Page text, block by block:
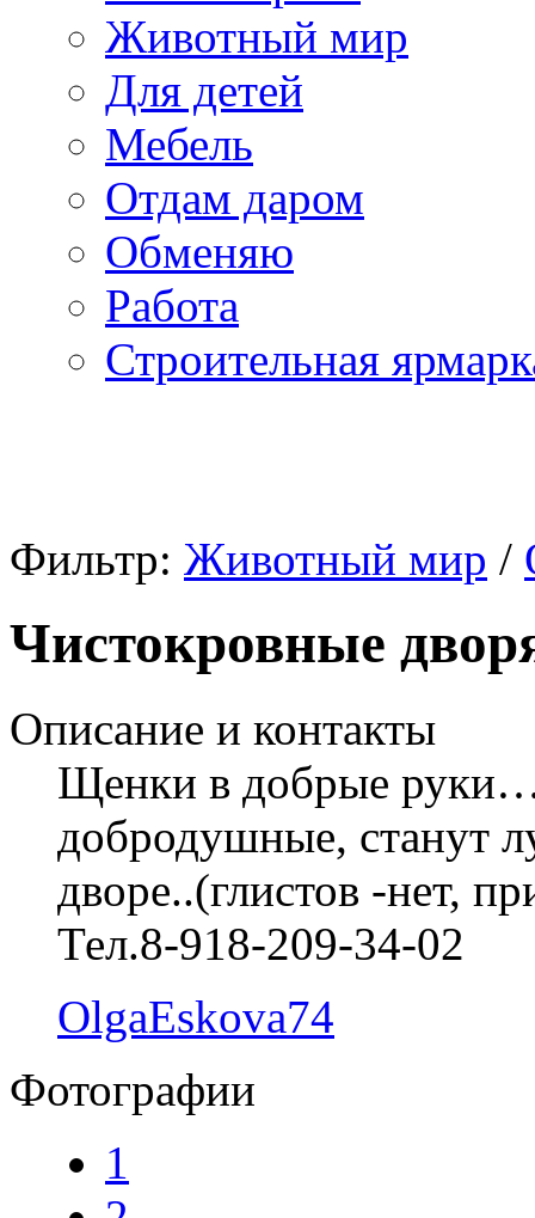
Животный мир
Для детей
Мебель
Отдам даром
Обменяю
Работа
Строительная
Фильтр: Животный мир /
Чистокровные
Описание и контакты
Щенки в добрые
добродушные, станут
дворе..(глистов -нет,
Тел.8-918-209-34-02
OlgaEskova74
Фотографии
1